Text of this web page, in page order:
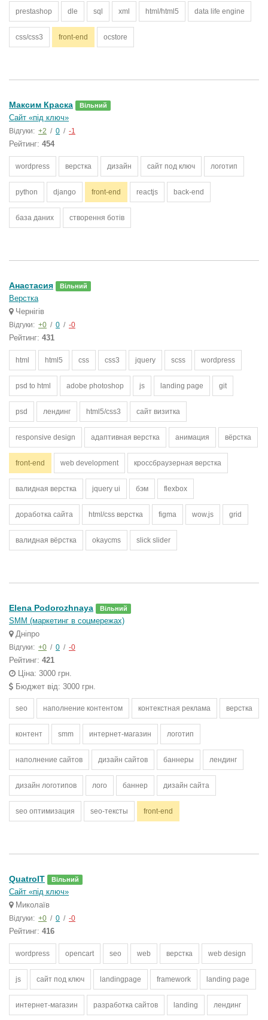
prestashop dle sql xml html/html5 data life engine
css/css3 front-end ocstore
Максим Краска Вільний
Сайт «під ключ»
Відгуки: +2 / 0 / -1
Рейтинг: 454
wordpress верстка дизайн сайт под ключ логотип
python django front-end reactjs back-end
база даних створення ботів
Анастасия Вільний
Верстка
Чернігів
Відгуки: +0 / 0 / -0
Рейтинг: 431
html html5 css css3 jquery scss wordpress
psd to html adobe photoshop js landing page git
psd лендинг html5/css3 сайт визитка
responsive design адаптивная верстка анимация вёрстка
front-end web development кроссбраузерная верстка
валидная верстка jquery ui бэм flexbox
доработка сайта html/css верстка figma wow.js grid
валидная вёрстка okaycms slick slider
Elena Podorozhnaya Вільний
SMM (маркетинг в соцмережах)
Дніпро
Відгуки: +0 / 0 / -0
Рейтинг: 421
Ціна: 3000 грн.
Бюджет від: 3000 грн.
seo наполнение контентом контекстная реклама верстка
контент smm интернет-магазин логотип
наполнение сайтов дизайн сайтов баннеры лендинг
дизайн логотипов лого баннер дизайн сайта
seo оптимизация seo-тексты front-end
QuatroIT Вільний
Сайт «під ключ»
Миколаїв
Відгуки: +0 / 0 / -0
Рейтинг: 416
wordpress opencart seo web верстка web design
js сайт под ключ landingpage framework landing page
интернет-магазин разработка сайтов landing лендинг